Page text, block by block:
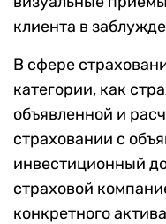
клиента в
В сфере
категории, как
объявленной и
страховании с
инвестиционный
страховой
конкретного